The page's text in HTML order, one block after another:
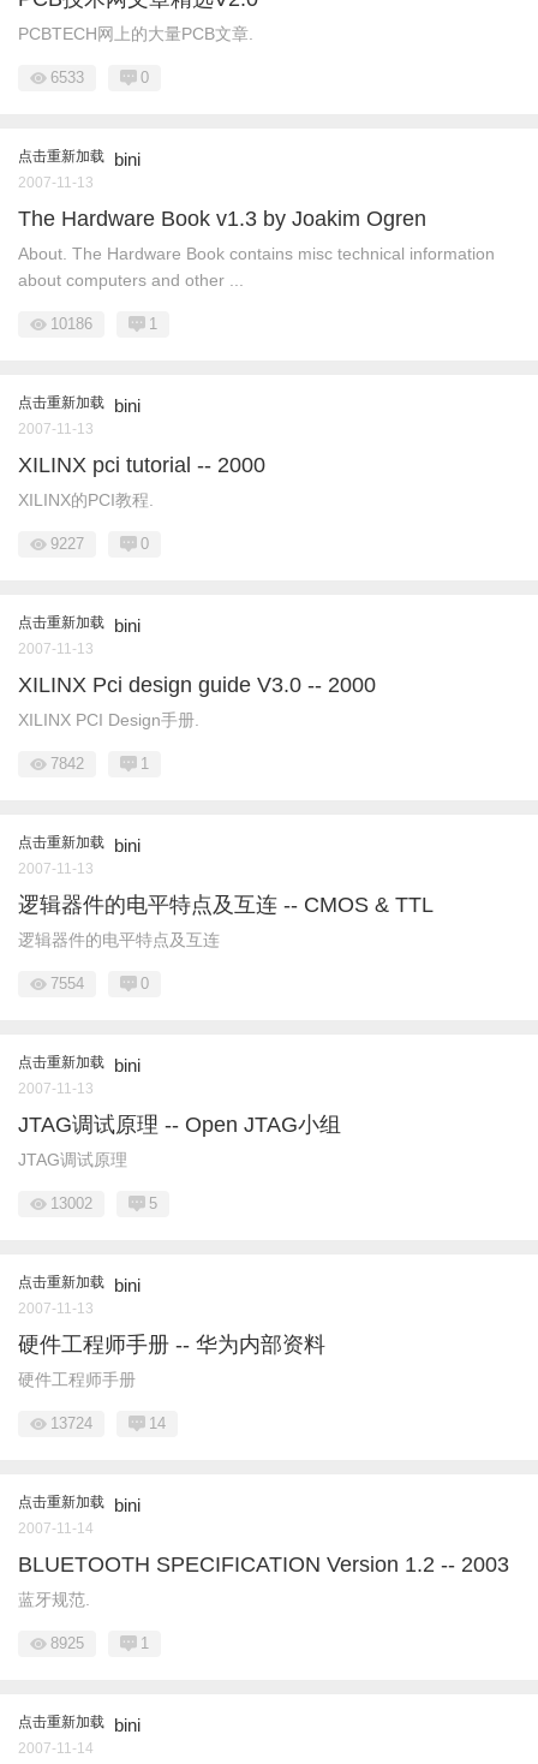
PCBTECH网上的大量PCB文章.
6533 0
点击重新加载 bini
2007-11-13
The Hardware Book v1.3 by Joakim Ogren
About. The Hardware Book contains misc technical information
about computers and other ...
10186 1
点击重新加载 bini
2007-11-13
XILINX pci tutorial -- 2000
XILINX的PCI教程.
9227 0
点击重新加载 bini
2007-11-13
XILINX Pci design guide V3.0 -- 2000
XILINX PCI Design手册.
7842 1
点击重新加载 bini
2007-11-13
逻辑器件的电平特点及互连 -- CMOS & TTL
逻辑器件的电平特点及互连
7554 0
点击重新加载 bini
2007-11-13
JTAG调试原理 -- Open JTAG小组
JTAG调试原理
13002 5
点击重新加载 bini
2007-11-13
硬件工程师手册 -- 华为内部资料
硬件工程师手册
13724 14
点击重新加载 bini
2007-11-14
BLUETOOTH SPECIFICATION Version 1.2 -- 2003
蓝牙规范.
8925 1
点击重新加载 bini
2007-11-14